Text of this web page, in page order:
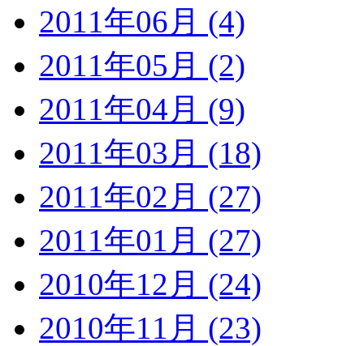
2011年06月 (4)
2011年05月 (2)
2011年04月 (9)
2011年03月 (18)
2011年02月 (27)
2011年01月 (27)
2010年12月 (24)
2010年11月 (23)